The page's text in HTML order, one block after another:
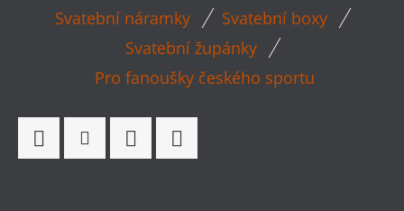
Svatební náramky
Svatební boxy
Svatební župánky
Pro fanoušky českého sportu